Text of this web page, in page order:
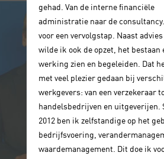
gehad. Van de interne financiële
administratie naar de
voor een vervolgstap. Naast
wilde ik ook de opzet, het bestaan
werking zien en begeleiden. Dat
met veel plezier gedaan bij
werkgevers: van een verzekeraar
handelsbedrijven en uitgeverijen.
2012 ben ik zelfstandige op het
bedrijfsvoering,
waardemanagement. Dit doe ik